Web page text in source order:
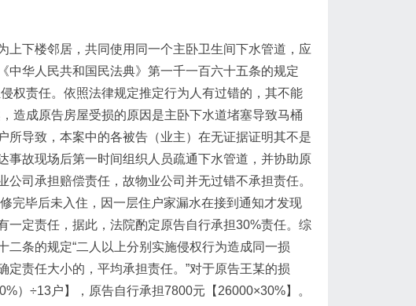
上下楼邻居，共同使用同一个主卧卫生间下水管道，应
华人民共和国民法典》第一千一百六十五条的规定
权责任。依照法律规定推定行为人有过错的，其不能
造成原告房屋受损的原因是主卧下水道堵塞导致马桶
所导致，本案中的各被告（业主）在无证据证明其不是
事故现场后第一时间组织人员疏通下水管道，并协助原
司承担赔偿责任，故物业公司并无过错不承担责任。
完毕后未入住，因一层住户家漏水在接到通知才发现
一定责任，据此，法院酌定原告自行承担30%责任。综
二条的规定“二人以上分别实施侵权行为造成同一损
责任大小的，平均承担责任。”对于原告王某的损
）÷13户】，原告自行承担7800元【26000×30%】。